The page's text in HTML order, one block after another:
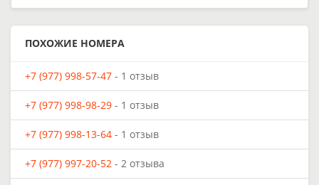
ПОХОЖИЕ НОМЕРА
+7 (977) 998-57-47 - 1 отзыв
+7 (977) 998-98-29 - 1 отзыв
+7 (977) 998-13-64 - 1 отзыв
+7 (977) 997-20-52 - 2 отзыва